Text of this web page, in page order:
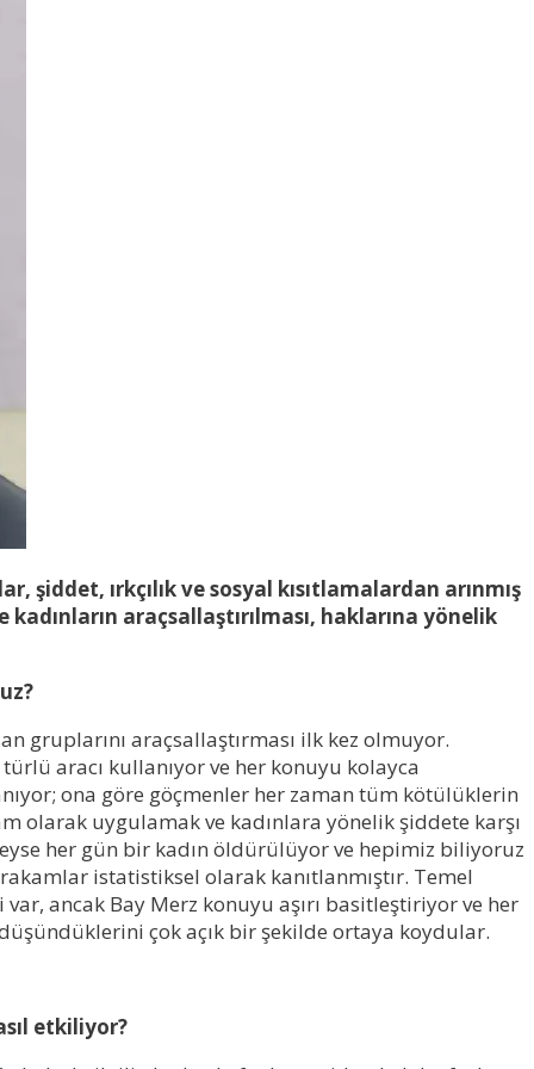
şiddet, ırkçılık ve sosyal kısıtlamalardan arınmış
araçsallaştırılması, haklarına yönelik
gruplarını araçsallaştırması ilk kez olmuyor.
aracı kullanıyor ve her konuyu kolayca
ona göre göçmenler her zaman tüm kötülüklerin
olarak uygulamak ve kadınlara yönelik şiddete karşı
her gün bir kadın öldürülüyor ve hepimiz biliyoruz
istatistiksel olarak kanıtlanmıştır. Temel
ancak Bay Merz konuyu aşırı basitleştiriyor ve her
düşündüklerini çok açık bir şekilde ortaya koydular.
etkiliyor?